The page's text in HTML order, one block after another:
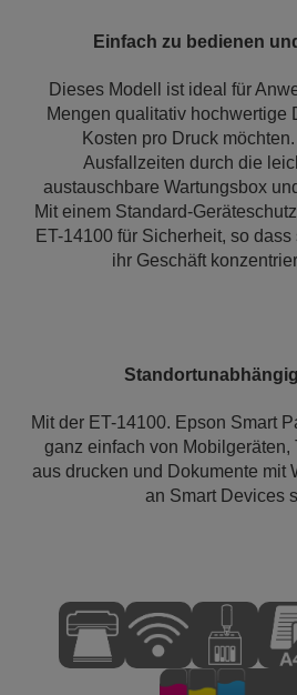
Einfach zu bedienen
Dieses Modell ist ideal für
Mengen qualitativ hochwertige
Kosten pro Druck
Ausfallzeiten durch die
austauschbare Wartungsbox
Mit einem Standard-
ET-14100 für Sicherheit, so
ihr Geschäft
Mit der ET-14100. Epson Smart
ganz einfach von Mobilgeräten,
aus drucken und Dokumente mit
an Smart Devices